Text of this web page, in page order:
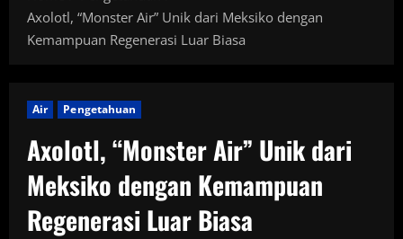
Axolotl, “Monster Air” Unik dari Meksiko dengan
Kemampuan Regenerasi Luar Biasa
Air Pengetahuan
Axolotl, “Monster Air” Unik dari
Meksiko dengan Kemampuan
Regenerasi Luar Biasa